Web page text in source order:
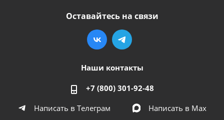
Оставайтесь на связи
Наши контакты
+7 (800) 301-92-48
Написать в Телеграм
Написать в Мах